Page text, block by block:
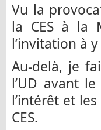
Vu la
la CES à la
l’invitation à
Au-delà, je
l’UD avant
l’intérêt et
CES.